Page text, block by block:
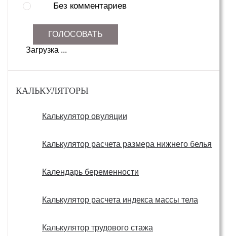
Без комментариев
ГОЛОСОВАТЬ
Загрузка ...
КАЛЬКУЛЯТОРЫ
Калькулятор овуляции
Калькулятор расчета размера нижнего белья
Календарь беременности
Калькулятор расчета индекса массы тела
Калькулятор трудового стажа